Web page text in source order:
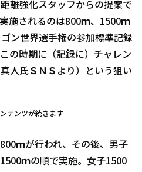
離強化スタッフからの提案で
施されるのは800ｍ、1500ｍ
ン世界選手権の参加標準記録
の時期に（記録に）チャレン
人氏ＳＮＳより）という狙い
テンツが続きます
ｍが行われ、その後、男子
ｍの順で実施。女子1500